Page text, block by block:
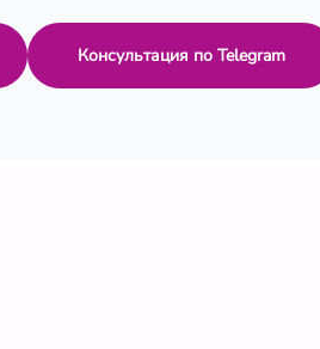
Консультация по Telegram